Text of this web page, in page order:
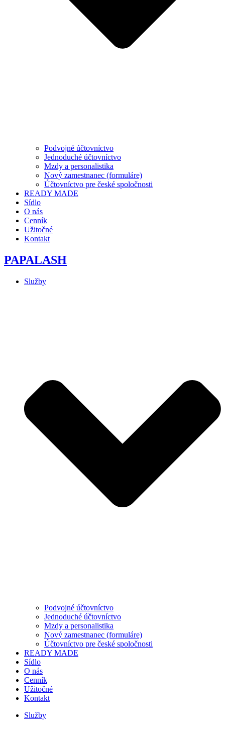
Podvojné účtovníctvo
Jednoduché účtovníctvo
Mzdy a personalistika
Nový zamestnanec (formuláre)
Účtovníctvo pre české spoločnosti
READY MADE
Sídlo
O nás
Cenník
Užitočné
Kontakt
PAPALASH
Služby
Podvojné účtovníctvo
Jednoduché účtovníctvo
Mzdy a personalistika
Nový zamestnanec (formuláre)
Účtovníctvo pre české spoločnosti
READY MADE
Sídlo
O nás
Cenník
Užitočné
Kontakt
Služby